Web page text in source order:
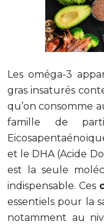
Les oméga-3
gras insaturés
qu’on consomme
famille de
et le DHA (Acide
est la seule
indispensable. Ces
essentiels pour la
notamment au